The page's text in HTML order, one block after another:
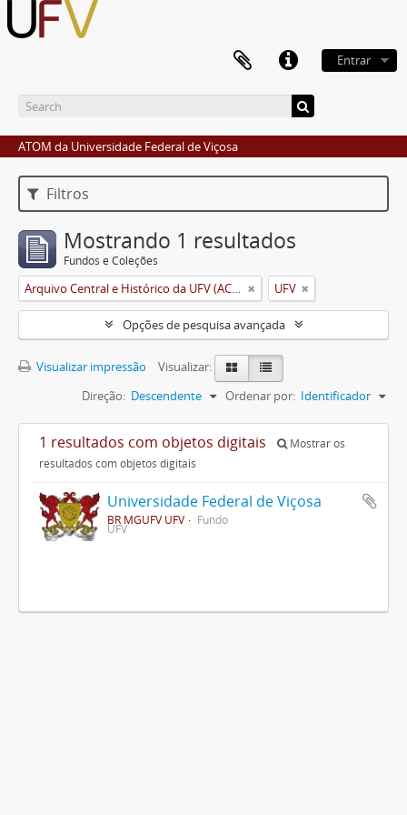
Entrar
ATOM da Universidade Federal de Viçosa
Filtros
Mostrando 1 resultados
Fundos e Coleções
Arquivo Central e Histórico da UFV (ACH-UFV) UFV
Opções de pesquisa avançada
Visualizar impressão
Visualizar:
Ordenar por: Identificador
Direção: Descendente
1 resultados com objetos digitais
Mostrar os
resultados com objetos digitais
Universidade Federal de Viçosa
BR MGUFV UFV Fundo
UFV